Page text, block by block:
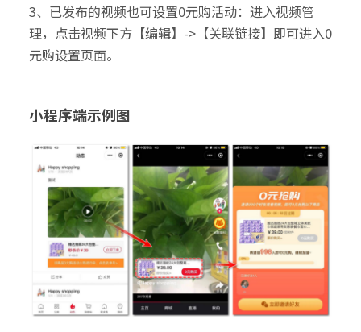
3、已发布的视频也可设置0元购活动：进入视频管
理，点击视频下方【编辑】->【关联链接】即可进入0
元购设置页面。
小程序端示例图